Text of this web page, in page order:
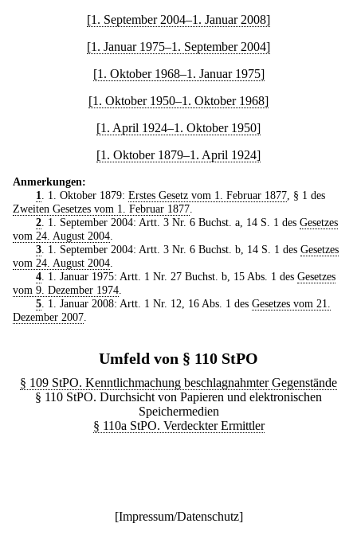
[1. September 2004–1. Januar 2008]
[1. Januar 1975–1. September 2004]
[1. Oktober 1968–1. Januar 1975]
[1. Oktober 1950–1. Oktober 1968]
[1. April 1924–1. Oktober 1950]
[1. Oktober 1879–1. April 1924]
Anmerkungen:
1
. 1. Oktober 1879: Erstes Gesetz vom 1. Februar 1877, § 1 des
Zweiten Gesetzes vom 1. Februar 1877
2. 1. September 2004: Artt. 3 Nr. 6 Buchst. a, 14 S. 1 des Gesetzes
vom 24. August 2004
3. 1. September 2004: Artt. 3 Nr. 6 Buchst. b, 14 S. 1 des Gesetzes
vom 24. August 2004
4. 1. Januar 1975: Artt. 1 Nr. 27 Buchst. b, 15 Abs. 1 des Gesetzes
vom 9. Dezember 1974
5. 1. Januar 2008: Artt. 1 Nr. 12, 16 Abs. 1 des Gesetzes vom 21.
Dezember 2007
Umfeld von § 110 StPO
§ 109 StPO. Kenntlichmachung beschlagnahmter Gegenstände
§ 110 StPO. Durchsicht von Papieren und elektronischen
Speichermedien
§ 110a StPO. Verdeckter Ermittler
[Impressum/Datenschutz]